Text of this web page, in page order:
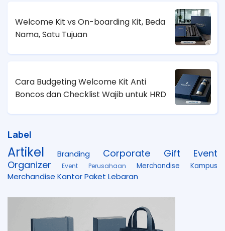
Welcome Kit vs On-boarding Kit, Beda
Nama, Satu Tujuan
Cara Budgeting Welcome Kit Anti
Boncos dan Checklist Wajib untuk HRD
Label
Artikel Branding Corporate Gift
Event
Organizer
Event Perusahaan Merchandise Kampus
Merchandise KantorPaket Lebaran